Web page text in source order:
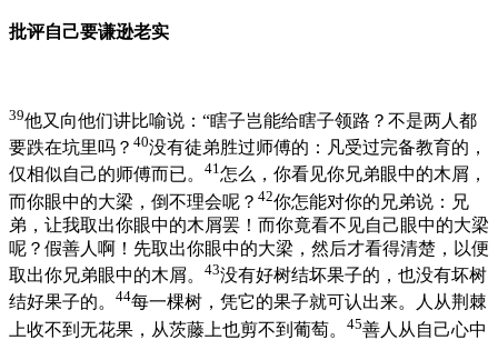
批评自己要谦逊老实
39他又向他们讲比喻说：“瞎子岂能给瞎子领路？不是两人都
要跌在坑里吗？ 40没有徒弟胜过师傅的：凡受过完备教育的，
仅相似自己的师傅而已。 41怎么，你看见你兄弟眼中的木屑，
而你眼中的大梁，倒不理会呢？ 42你怎能对你的兄弟说：兄
弟，让我取出你眼中的木屑罢！而你竟看不见自己眼中的大梁
呢？假善人啊！先取出你眼中的大梁，然后才看得清楚，以便
取出你兄弟眼中的木屑。 43没有好树结坏果子的，也没有坏树
结好果子的。 44每一棵树，凭它的果子就可认出来。人从荆棘
上收不到无花果，从茨藤上也剪不到葡萄。 45善人从自己心中